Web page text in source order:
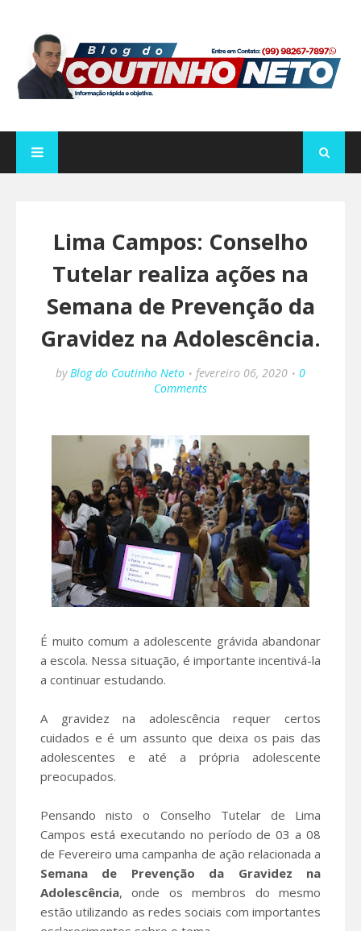
Lima Campos: Conselho
Tutelar realiza ações na
Semana de Prevenção da
Gravidez na Adolescência.
by Blog do Coutinho Neto fevereiro 06, 2020
0
Comments
É muito comum a adolescente grávida abandonar
a escola. Nessa situação, é importante incentivá-la
a continuar estudando.
A gravidez na adolescência requer certos
cuidados e é um assunto que deixa os pais das
adolescentes e até a própria adolescente
preocupados.
Pensando nisto o Conselho Tutelar de Lima
Campos está executando no período de 03 a 08
de Fevereiro uma campanha de ação relacionada a
Semana de Prevenção da Gravidez na
Adolescência, onde os membros do mesmo
estão utilizando as redes sociais com importantes